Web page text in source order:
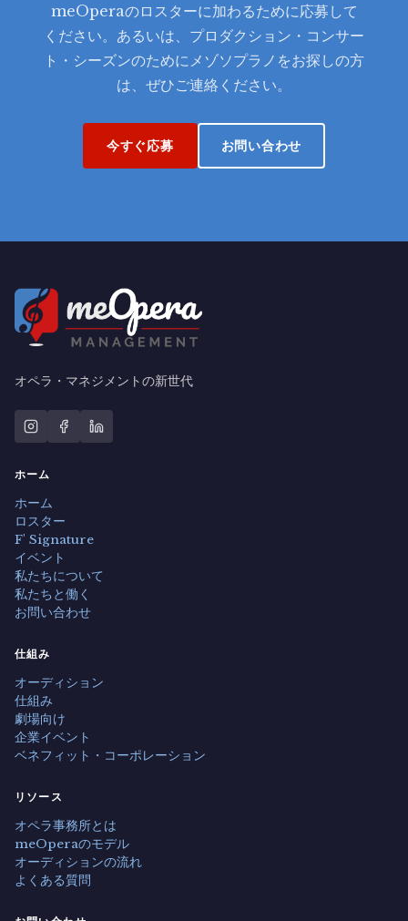
meOperaのロスターに加わるために応募して
ください。あるいは、プロダクション・コンサー
ト・シーズンのためにメゾソプラノをお探しの方
は、ぜひご連絡ください。
今すぐ応募 お問い合わせ
オペラ・マネジメントの新世代
ホーム
ホーム
ロスター
F' Signature
イベント
私たちについて
私たちと働く
お問い合わせ
仕組み
オーディション
仕組み
劇場向け
企業イベント
ベネフィット・コーポレーション
リソース
オペラ事務所とは
meOperaのモデル
オーディションの流れ
よくある質問